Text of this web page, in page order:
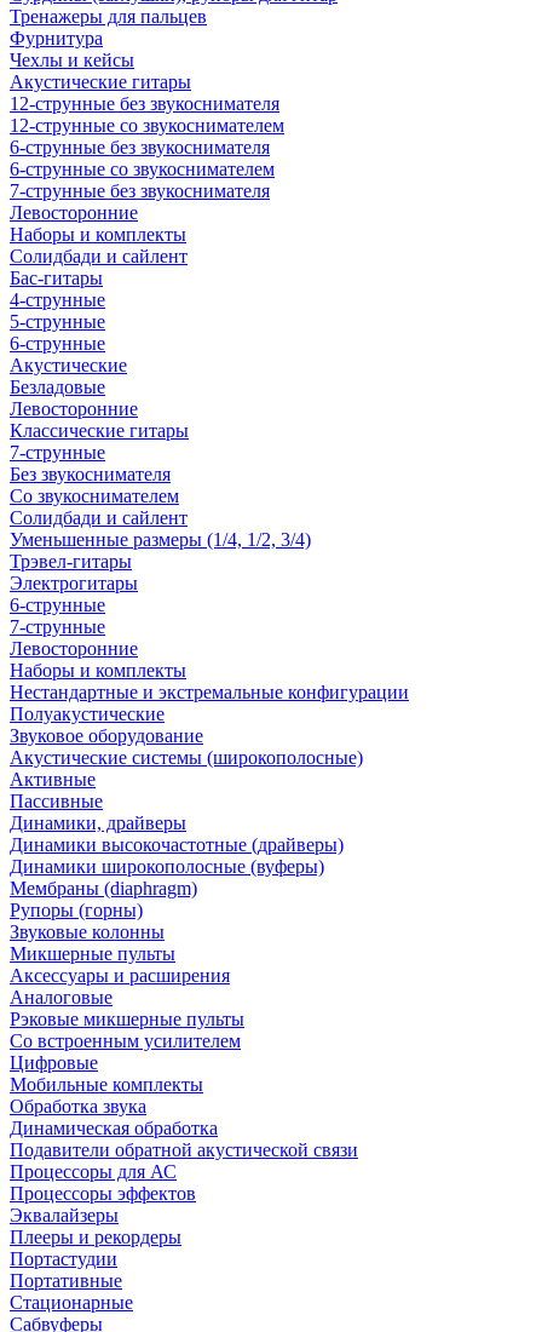
Тренажеры для пальцев
Фурнитура
Чехлы и кейсы
Акустические гитары
12-струнные без звукоснимателя
12-струнные со звукоснимателем
6-струнные без звукоснимателя
6-струнные со звукоснимателем
7-струнные без звукоснимателя
Левосторонние
Наборы и комплекты
Солидбади и сайлент
Бас-гитары
4-струнные
5-струнные
6-струнные
Акустические
Безладовые
Левосторонние
Классические гитары
7-струнные
Без звукоснимателя
Со звукоснимателем
Солидбади и сайлент
Уменьшенные размеры (1/4, 1/2, 3/4)
Трэвел-гитары
Электрогитары
6-струнные
7-струнные
Левосторонние
Наборы и комплекты
Нестандартные и экстремальные конфигурации
Полуакустические
Звуковое оборудование
Акустические системы (широкополосные)
Активные
Пассивные
Динамики, драйверы
Динамики высокочастотные (драйверы)
Динамики широкополосные (вуферы)
Мембраны (diaphragm)
Рупоры (горны)
Звуковые колонны
Микшерные пульты
Аксессуары и расширения
Аналоговые
Рэковые микшерные пульты
Со встроенным усилителем
Цифровые
Мобильные комплекты
Обработка звука
Динамическая обработка
Подавители обратной акустической связи
Процессоры для АС
Процессоры эффектов
Эквалайзеры
Плееры и рекордеры
Портастудии
Портативные
Стационарные
Сабвуферы